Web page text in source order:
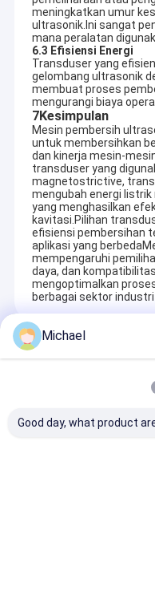
meningkatkan umur
ultrasonik.Ini sangat
mana peralatan
6.3 Efisiensi Energi
Transduser yang
gelombang ultrasonik
membuat proses
mengurangi biaya
7Kesimpulan
Mesin pembersih
untuk membersihkan
dan kinerja mesin-
transduser yang
magnetostrictive,
mengubah energi
yang menghasilkan
kavitasi.Pilihan
efisiensi pembersihan
aplikasi yang
mempengaruhi
daya, dan
mengoptimalkan
berbagai sektor
Recommended
Michael
Good day, what product